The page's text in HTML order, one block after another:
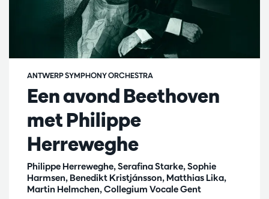
Een avond Beethoven
met Philippe
Herreweghe
Philippe Herreweghe, Serafina Starke, Sophie
Harmsen, Benedikt Kristjánsson, Matthias Lika,
Martin Helmchen, Collegium Vocale Gent
ANTWERP SYMPHONY ORCHESTRA